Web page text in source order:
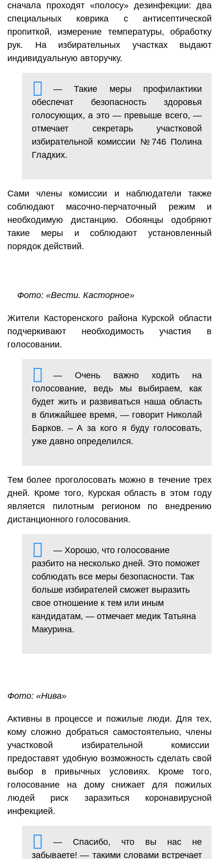
сначала проходят «полосу» дезинфекции: два
специальных коврика с антисептической
пропиткой, измерение температуры, обработку
рук. На избирательных участках выдают
индивидуальную авторучку.
— Такие меры профилактики
обеспечат безопасность здоровья
голосующих, а это — превыше всего, —
отмечает секретарь участковой
избирательной комиссии №746 Полина
Гладких.
Сами члены комиссии и наблюдатели также
соблюдают масочно-перчаточный режим и
необходимую дистанцию. Обоянцы одобряют
такие меры и соблюдают установленный
порядок действий.
Фото: «Вести. Касторное»
Жители Касторенского района Курской области
подчеркивают необходимость участия в
голосовании.
— Очень важно ходить на
голосование, ведь мы выбираем, как
будет жить и развиваться наша область
в ближайшее время, — говорит Николай
Барков. – А за кого я буду голосовать,
уже давно определился.
Тем более проголосовать можно в течение трех
дней. Кроме того, Курская область в этом году
является пилотным регионом по внедрению
дистанционного голосования.
— Хорошо, что голосование
разбито на несколько дней. Это поможет
соблюдать все меры безопасности. Так
больше избирателей сможет выразить
свое отношение к тем или иным
кандидатам, — отмечает медик Татьяна
Макурина.
Фото: «Нива»
Активны в процессе и пожилые люди. Для тех,
кому сложно добраться самостоятельно, члены
участковой избирательной комиссии
предоставят удобную возможность сделать свой
выбор в привычных условиях. Кроме того,
голосование на дому снижает для пожилых
людей риск заразиться коронавирусной
инфекцией.
— Спасибо, что вы нас не
забываете! — такими словами встречает